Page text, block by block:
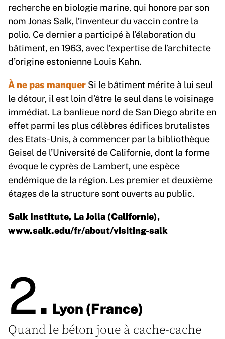
recherche en biologie marine, qui honore par son
nom Jonas Salk, l’inventeur du vaccin contre la
polio. Ce dernier a participé à l’élaboration du
bâtiment, en 1963, avec l’expertise de l’architecte
d’origine estonienne Louis Kahn.
À ne pas manquer Si le bâtiment mérite à lui seul
le détour, il est loin d’être le seul dans le voisinage
immédiat. La banlieue nord de San Diego abrite en
effet parmi les plus célèbres édifices brutalistes
des Etats-Unis, à commencer par la bibliothèque
Geisel de l’Université de Californie, dont la forme
évoque le cyprès de Lambert, une espèce
endémique de la région. Les premier et deuxième
étages de la structure sont ouverts au public.
Salk Institute, La Jolla (Californie),
www.salk.edu/fr/about/visiting-salk
2. Lyon (France)
Quand le béton joue à cache-cache